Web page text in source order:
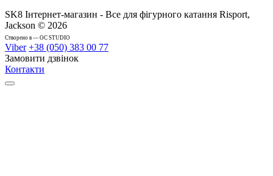
SK8 Інтернет-магазин - Все для фігурного катання Risport,
Jackson © 2026
Cтворено в — OC STUDIO
Viber +38 (050) 383 00 77
Замовити дзвінок
Контакти